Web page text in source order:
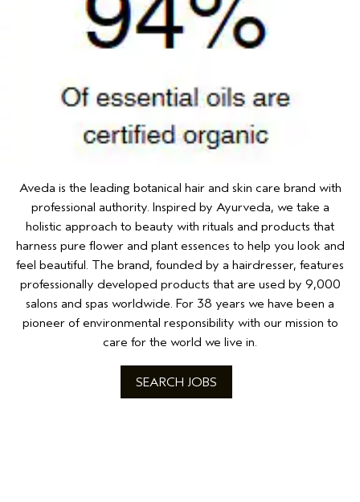
Aveda is the leading botanical hair and skin care brand with
professional authority. Inspired by Ayurveda, we take a
holistic approach to beauty with rituals and products that
harness pure flower and plant essences to help you look and
feel beautiful. The brand, founded by a hairdresser, features
professionally developed products that are used by 9,000
salons and spas worldwide. For 38 years we have been a
pioneer of environmental responsibility with our mission to
care for the world we live in.
SEARCH JOBS